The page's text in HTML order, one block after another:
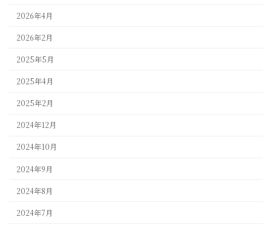
2026年4月
2026年2月
2025年5月
2025年4月
2025年2月
2024年12月
2024年10月
2024年9月
2024年8月
2024年7月